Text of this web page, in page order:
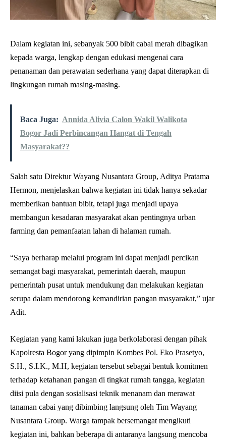
Dalam kegiatan ini, sebanyak 500 bibit cabai merah dibagikan
kepada warga, lengkap dengan edukasi mengenai cara
penanaman dan perawatan sederhana yang dapat diterapkan di
lingkungan rumah masing-masing.
Baca Juga: Annida Alivia Calon Wakil Walikota
Bogor Jadi Perbincangan Hangat di Tengah
Masyarakat??
Salah satu Direktur Wayang Nusantara Group, Aditya Pratama
Hermon, menjelaskan bahwa kegiatan ini tidak hanya sekadar
memberikan bantuan bibit, tetapi juga menjadi upaya
membangun kesadaran masyarakat akan pentingnya urban
farming dan pemanfaatan lahan di halaman rumah.
“Saya berharap melalui program ini dapat menjadi percikan
semangat bagi masyarakat, pemerintah daerah, maupun
pemerintah pusat untuk mendukung dan melakukan kegiatan
serupa dalam mendorong kemandirian pangan masyarakat,” ujar
Adit.
Kegiatan yang kami lakukan juga berkolaborasi dengan pihak
Kapolresta Bogor yang dipimpin Kombes Pol. Eko Prasetyo,
S.H., S.I.K., M.H, kegiatan tersebut sebagai bentuk komitmen
terhadap ketahanan pangan di tingkat rumah tangga, kegiatan
diisi pula dengan sosialisasi teknik menanam dan merawat
tanaman cabai yang dibimbing langsung oleh Tim Wayang
Nusantara Group. Warga tampak bersemangat mengikuti
kegiatan ini, bahkan beberapa di antaranya langsung mencoba